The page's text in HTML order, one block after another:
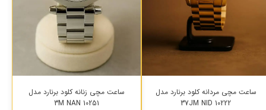
ساعت مچی مردانه کلود برنارد مدل
10222 37JM NID
ساعت مچی زنانه کلود برنارد مدل
10251 3M NAN